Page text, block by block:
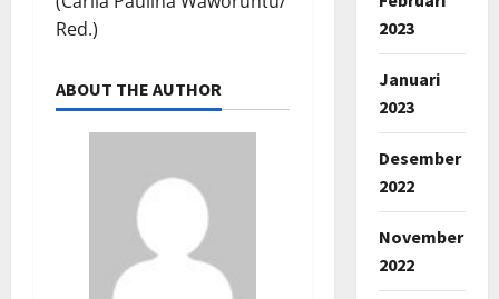
Red.)
ABOUT THE AUTHOR
2023
Januari
2023
Desember
2022
November
2022